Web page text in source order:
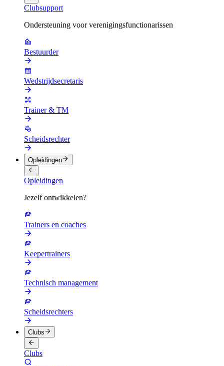
Clubsupport
Ondersteuning voor verenigingsfunctionarissen
Bestuurder
Wedstrijdsecretaris
Trainer & TM
Scheidsrechter
Opleidingen
Opleidingen
Jezelf ontwikkelen?
Trainers en coaches
Keepertrainers
Technisch management
Scheidsrechters
Clubs
Clubs